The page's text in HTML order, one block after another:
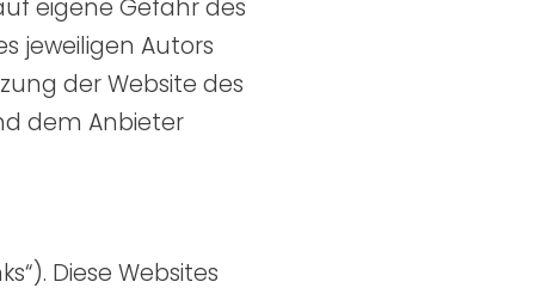
eigene Gefahr des
jeweiligen Autors
der Website des
dem Anbieter
Diese Websites